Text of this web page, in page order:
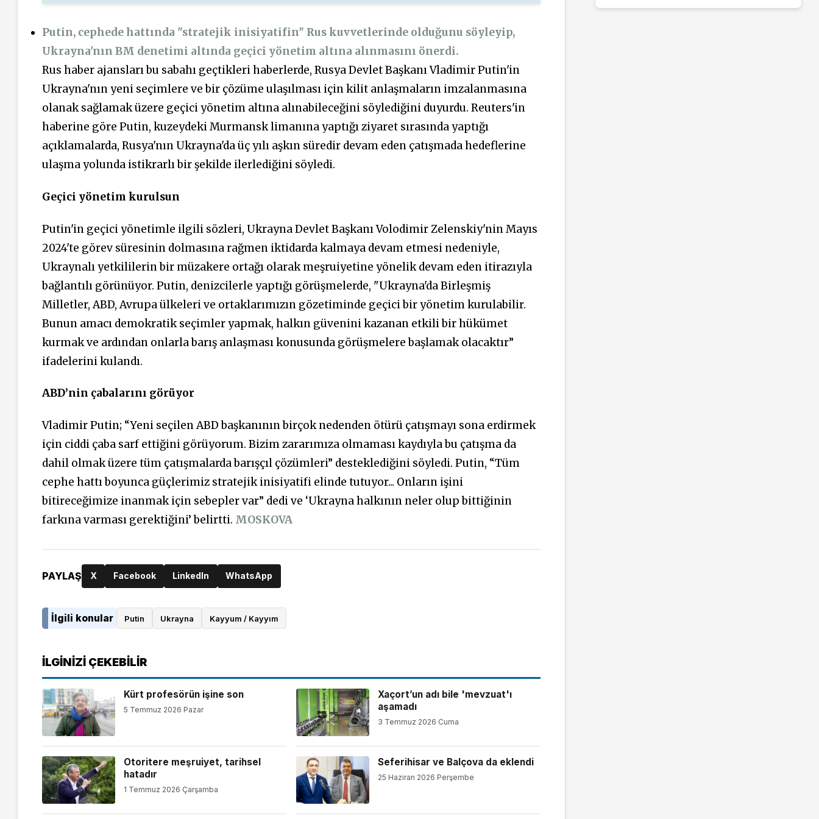
Putin, cephede hattında "stratejik inisiyatifin" Rus kuvvetlerinde olduğunu söyleyip,
Ukrayna'nın BM denetimi altında geçici yönetim altına alınmasını önerdi.
Rus haber ajansları bu sabahı geçtikleri haberlerde, Rusya Devlet Başkanı Vladimir Putin'in
Ukrayna'nın yeni seçimlere ve bir çözüme ulaşılması için kilit anlaşmaların imzalanmasına
olanak sağlamak üzere geçici yönetim altına alınabileceğini söylediğini duyurdu. Reuters'in
haberine göre Putin, kuzeydeki Murmansk limanına yaptığı ziyaret sırasında yaptığı
açıklamalarda, Rusya'nın Ukrayna'da üç yılı aşkın süredir devam eden çatışmada hedeflerine
ulaşma yolunda istikrarlı bir şekilde ilerlediğini söyledi.
Geçici yönetim kurulsun
Putin'in geçici yönetimle ilgili sözleri, Ukrayna Devlet Başkanı Volodimir Zelenskiy'nin Mayıs
2024'te görev süresinin dolmasına rağmen iktidarda kalmaya devam etmesi nedeniyle,
Ukraynalı yetkililerin bir müzakere ortağı olarak meşruiyetine yönelik devam eden itirazıyla
bağlantılı görünüyor. Putin, denizcilerle yaptığı görüşmelerde, "Ukrayna'da Birleşmiş
Milletler, ABD, Avrupa ülkeleri ve ortaklarımızın gözetiminde geçici bir yönetim kurulabilir.
Bunun amacı demokratik seçimler yapmak, halkın güvenini kazanan etkili bir hükümet
kurmak ve ardından onlarla barış anlaşması konusunda görüşmelere başlamak olacaktır”
ifadelerini kulandı.
ABD’nin çabalarını görüyor
Vladimir Putin; “Yeni seçilen ABD başkanının birçok nedenden ötürü çatışmayı sona erdirmek
için ciddi çaba sarf ettiğini görüyorum. Bizim zararımıza olmaması kaydıyla bu çatışma da
dahil olmak üzere tüm çatışmalarda barışçıl çözümleri” desteklediğini söyledi. Putin, “Tüm
cephe hattı boyunca güçlerimiz stratejik inisiyatifi elinde tutuyor... Onların işini
bitireceğimize inanmak için sebepler var” dedi ve ‘Ukrayna halkının neler olup bittiğinin
farkına varması gerektiğini’ belirtti. MOSKOVA
PAYLAŞ X Facebook LinkedIn WhatsApp
İlgili konular Putin Ukrayna Kayyum / Kayyım
İLGINIZI ÇEKEBILIR
Kürt profesörün işine son
5 Temmuz 2026 Pazar
Xaçort’un adı bile 'mevzuat'ı
aşamadı
3 Temmuz 2026 Cuma
Otoritere meşruiyet, tarihsel
hatadır
1 Temmuz 2026 Çarşamba
Seferihisar ve Balçova da eklendi
25 Haziran 2026 Perşembe